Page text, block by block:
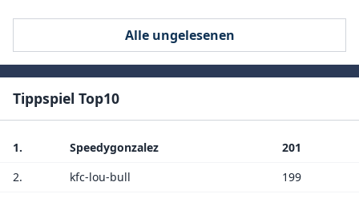
Alle ungelesenen
Tippspiel Top10
1. Speedygonzalez
201
2.
kfc-lou-bull
199